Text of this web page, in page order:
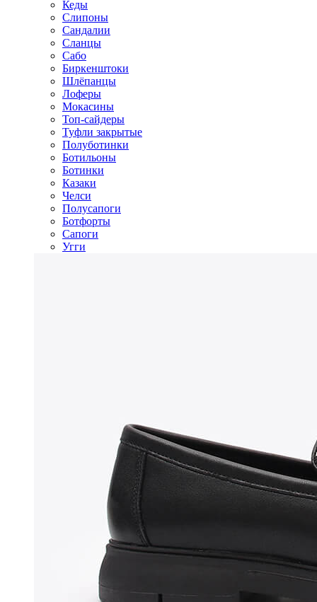
Кеды
Слипоны
Сандалии
Сланцы
Сабо
Биркенштоки
Шлёпанцы
Лоферы
Мокасины
Топ-сайдеры
Туфли закрытые
Полуботинки
Ботильоны
Ботинки
Казаки
Челси
Полусапоги
Ботфорты
Сапоги
Угги